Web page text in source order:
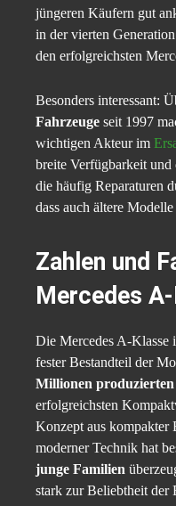
jüngeren Käufern gut
in der vierten
den erfolgreichsten
Besonders interessant:
Fahrzeuge seit 1997
wichtigen Akteur im
breite Verfügbarkeit und
die häufig Reparaturen
dass auch ältere
Zahlen und
Mercedes
Die Mercedes A-Klasse
fester Bestandteil der
Millionen produzierten
erfolgreichsten
Konzept aus kompakter
moderner Technik hat
junge Familien
stark zur Beliebtheit der